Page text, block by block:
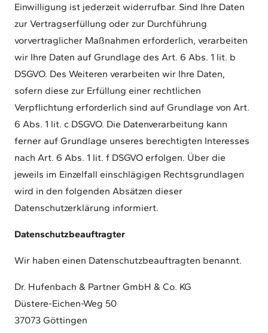
Einwilligung ist jederzeit widerrufbar. Sind Ihre Daten
zur Vertragserfüllung oder zur Durchführung
vorvertraglicher Maßnahmen erforderlich, verarbeiten
wir Ihre Daten auf Grundlage des Art. 6 Abs. 1 lit. b
DSGVO. Des Weiteren verarbeiten wir Ihre Daten,
sofern diese zur Erfüllung einer rechtlichen
Verpflichtung erforderlich sind auf Grundlage von Art.
6 Abs. 1 lit. c DSGVO. Die Datenverarbeitung kann
ferner auf Grundlage unseres berechtigten Interesses
nach Art. 6 Abs. 1 lit. f DSGVO erfolgen. Über die
jeweils im Einzelfall einschlägigen Rechtsgrundlagen
wird in den folgenden Absätzen dieser
Datenschutzerklärung informiert.
Datenschutzbeauftragter
Wir haben einen Datenschutzbeauftragten benannt.
Dr. Hufenbach & Partner GmbH & Co. KG
Düstere-Eichen-Weg 50
37073 Göttingen